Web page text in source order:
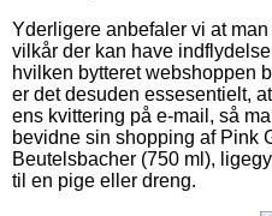
Yderligere anbefaler vi at
vilkår der kan have
hvilken bytteret webshoppen
er det desuden essesentielt,
ens kvittering på e-mail, så
bevidne sin shopping af Pink
Beutelsbacher (750 ml),
til en pige eller dreng.